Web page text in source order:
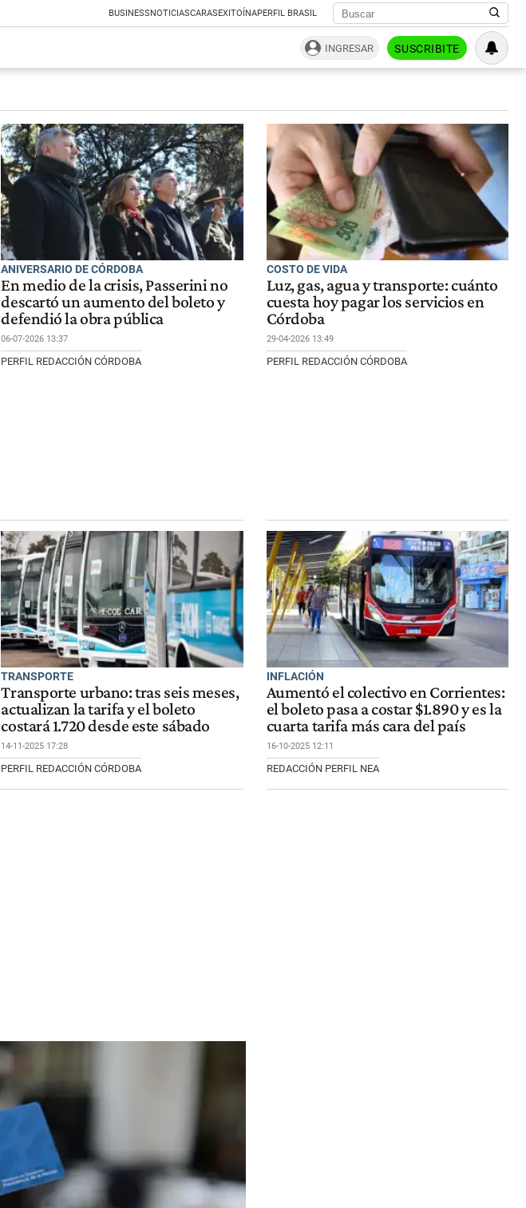
BUSINESSNOTICIASCARASEXITOÍNAPERFIL BRASIL
INGRESAR SUSCRIBITE
ANIVERSARIO DE CÓRDOBA
En medio de la crisis, Passerini no
descartó un aumento del boleto y
defendió la obra pública
06-07-2026 13:37
PERFIL REDACCIÓN CÓRDOBA
COSTO DE VIDA
Luz, gas, agua y transporte: cuánto
cuesta hoy pagar los servicios en
Córdoba
29-04-2026 13:49
PERFIL REDACCIÓN CÓRDOBA
TRANSPORTE
Transporte urbano: tras seis meses,
actualizan la tarifa y el boleto
costará 1.720 desde este sábado
14-11-2025 17:28
PERFIL REDACCIÓN CÓRDOBA
INFLACIÓN
Aumentó el colectivo en Corrientes:
el boleto pasa a costar $1.890 y es la
cuarta tarifa más cara del país
16-10-2025 12:11
REDACCIÓN PERFIL NEA